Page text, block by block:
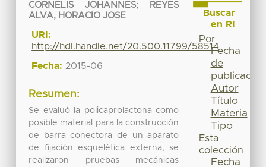
CORNELIS JOHANNES;
REYES
ALVA, HORACIO JOSE
URI:
http://hdl.handle.net/20.500.11799/58514
Fecha: 2015-06
Resumen:
Se evaluó la policaprolactona como
posible material para la construcción
de barra conectora de un aparato
de fijación esquelética externa, se
realizaron pruebas mecánicas
Buscar
en RI
Por
Fecha
de
publicación
Autor
Título
Materia
Tipo
Esta
colección
Fecha